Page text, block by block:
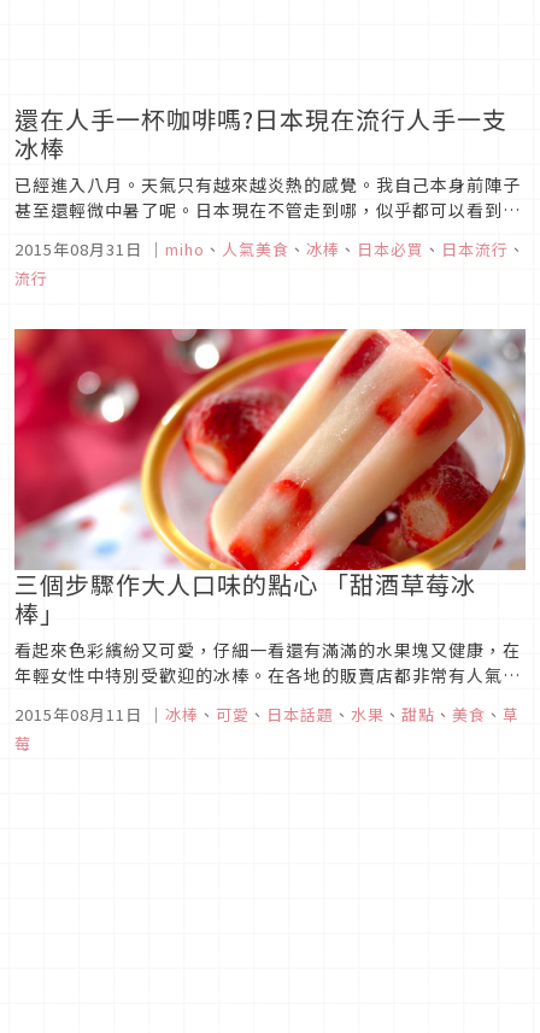
還在人手一杯咖啡嗎?日本現在流行人手一支
冰棒
已經進入八月。天氣只有越來越炎熱的感覺。我自己本身前陣子
甚至還輕微中暑了呢。日本現在不管走到哪，似乎都可以看到有
人在路邊吃著冰棒的景象。這已經成為了一種流行。來介紹一下
最近的超人氣冰棒店給大家。BLOCK NATURAL ICE CREAM你
一定想像不到，這其實是風靡亞洲女生所愛，由宮崎葵所代言的
2015年08月31日 ｜ miho 、 人氣美食 、 冰棒 、 日本必買 、 日本流行 、
流行
三個步驟作大人口味的點心 「甜酒草莓冰
棒」
看起來色彩繽紛又可愛，仔細一看還有滿滿的水果塊又健康，在
年輕女性中特別受歡迎的冰棒。在各地的販賣店都非常有人氣，
但是其實這個冰棒對於不太會作料理的人來說都可以簡單製作，
輕鬆上手的甜點喔。基本上只有「切＆混合＆冰凍」三個步驟而
已喔。那麼，現在就為您介紹在食譜網站「E‧Recipes」上所
2015年08月11日 ｜ 冰棒 、 可愛 、 日本話題 、 水果 、 甜點 、 美食 、 草
莓